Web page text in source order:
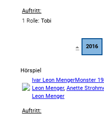
Auftritt:
1 Rolle: Tobi
2016
Hörspiel
Ivar Leon MengerMonster
Leon Menger, Anette
Leon Menger
Auftritt: